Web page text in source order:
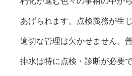
あげられます。点検義務が生
適切な管理は欠かせません。
排水は特に点検・診断が必要